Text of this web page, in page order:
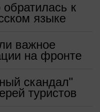
к
языке
важное
на фронте
скандал"
туристов